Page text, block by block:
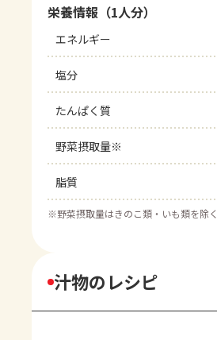
栄養情報（1人分）
エネルギー
塩分
たんぱく質
野菜摂取量※
脂質
※野菜摂取量はきのこ類・いも類を除く
汁物のレシピ